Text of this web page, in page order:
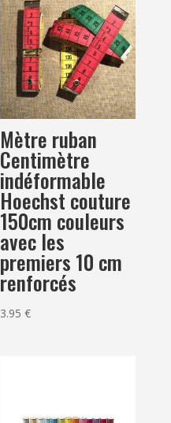
Mètre ruban
Centimètre
indéformable
Hoechst couture
150cm couleurs
avec les
premiers 10 cm
renforcés
3.95€